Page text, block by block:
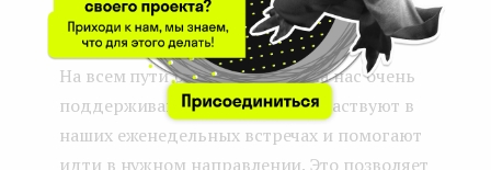
питч-деку.
На всем пути развития стартапа нас очень
поддерживают менторы: они участвуют в
наших еженедельных встречах и помогают
идти в нужном направлении. Это позволяет